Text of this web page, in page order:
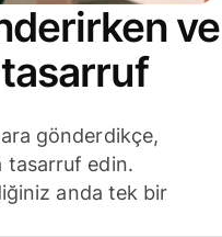
ve
gönderdikçe,
tasarruf edin.
anda tek bir